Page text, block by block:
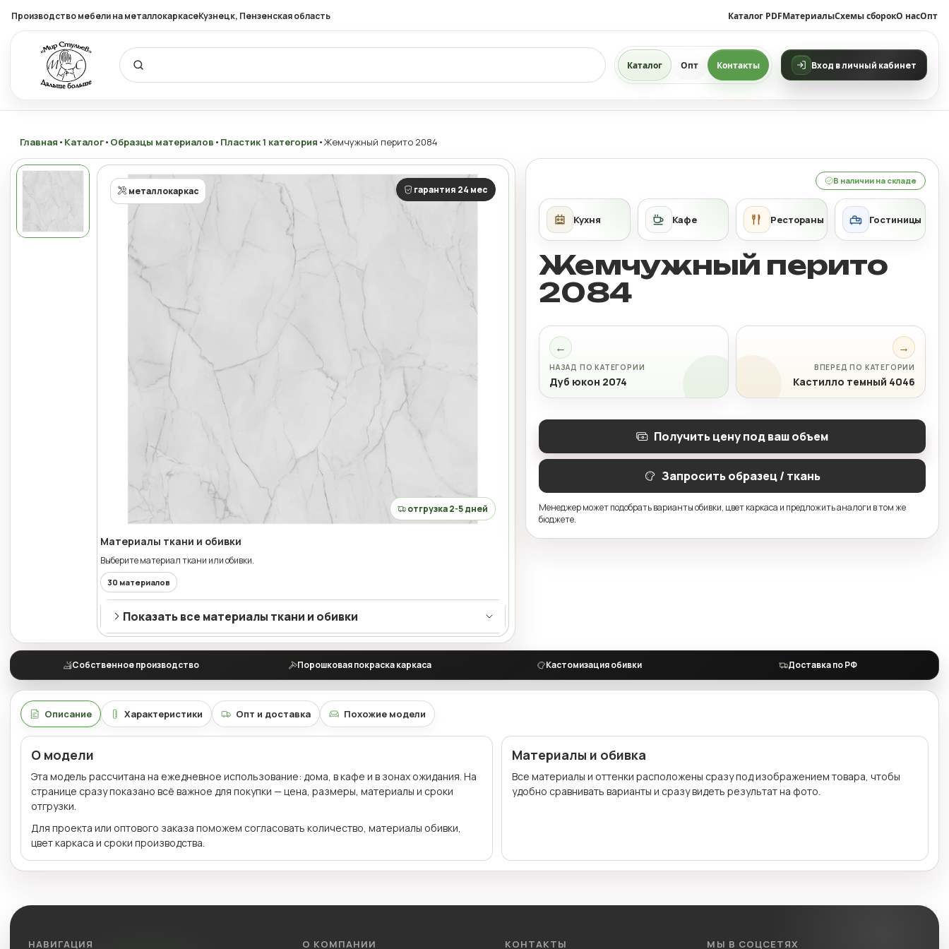
Производство мебели на металлокаркасеКузнецк, Пензенская область Каталог PDFМатериалыСхемы сборокО насОпт
Каталог Опт Контакты Вход в личный кабинет
Главная • Каталог• Образцы материалов • Пластик 1 категория •Жемчужный перито 2084
металлокаркас гарантия 24 мес
отгрузка 2-5 дней
Материалы ткани и обивки
Выберите материал ткани или обивки.
30 материалов
Показать все материалы ткани и обивки
В наличии на складе
Жемчужный перито
2084
←
НАЗАД ПО КАТЕГОРИИ
Дуб юкон 2074
→
ВПЕРЕД ПО КАТЕГОРИИ
Кастилло темный 4046
Получить цену под ваш объем
Запросить образец / ткань
Менеджер может подобрать варианты обивки, цвет каркаса и предложить аналоги в том же
бюджете.
Собственное производство Порошковая покраска каркаса Кастомизация обивки Доставка по РФ
Описание Характеристики Опт и доставка Похожие модели
О модели
Эта модель рассчитана на ежедневное использование: дома, в кафе и в зонах ожидания. На
странице сразу показано всё важное для покупки — цена, размеры, материалы и сроки
отгрузки.
Для проекта или оптового заказа поможем согласовать количество, материалы обивки,
цвет каркаса и сроки производства.
Материалы и обивка
Все материалы и оттенки расположены сразу под изображением товара, чтобы
удобно сравнивать варианты и сразу видеть результат на фото.
НАВИГАЦИЯ О КОМПАНИИ КОНТАКТЫ МЫ В СОЦСЕТЯХ